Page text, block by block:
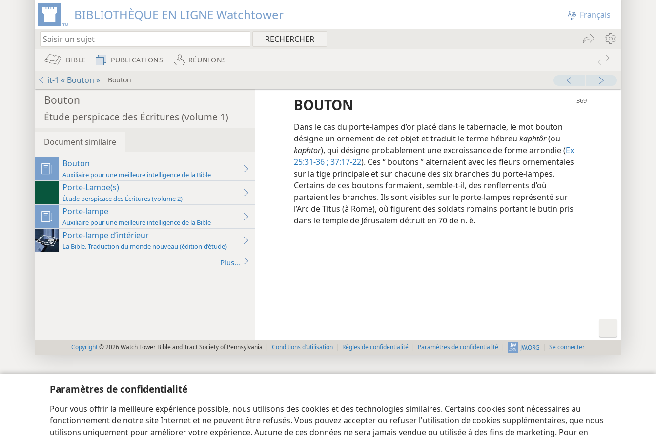
Paramètres de confidentialité
Pour vous offrir la meilleure expérience possible, nous utilisons des cookies et des technologies similaires. Certains cookies sont nécessaires au
fonctionnement de notre site Internet et ne peuvent être refusés. Vous pouvez accepter ou refuser l'utilisation de cookies supplémentaires, que nous
utilisons uniquement pour améliorer votre expérience. Aucune de ces données ne sera jamais vendue ou utilisée à des fins de marketing. Pour en
BIBLIOTHÈQUE EN LIGNE Watchtower Français
BIBLE PUBLICATIONS RÉUNIONS
it-1 « Bouton » Bouton
Bouton
Étude perspicace des Écritures (volume 1)
Document similaire
Bouton
Auxiliaire pour une meilleure intelligence de la Bible
Porte-Lampe(s)
Étude perspicace des Écritures (volume 2)
Porte-lampe
Auxiliaire pour une meilleure intelligence de la Bible
Porte-lampe d’intérieur
La Bible. Traduction du monde nouveau (édition d’étude)
Plus…
BOUTON
Dans le cas du porte-lampes d’or placé dans le tabernacle, le mot bouton
désigne un ornement de cet objet et traduit le terme hébreu kaphtôr(ou
kaphtor), qui désigne probablement une excroissance de forme arrondie (Ex
25:31-36 ; 37:17-22). Ces “ boutons ” alternaient avec les fleurs ornementales
sur la tige principale et sur chacune des six branches du porte-lampes.
Certains de ces boutons formaient, semble-t-il, des renflements d’où
partaient les branches. Ils sont visibles sur le porte-lampes représenté sur
l’Arc de Titus (à Rome), où figurent des soldats romains portant le butin pris
dans le temple de Jérusalem détruit en 70 de n. è.
Copyright© 2026 Watch Tower Bible and Tract Society of Pennsylvania Conditions d’utilisation Règles de confidentialité Paramètres de confidentialité JW.ORG Se connecter